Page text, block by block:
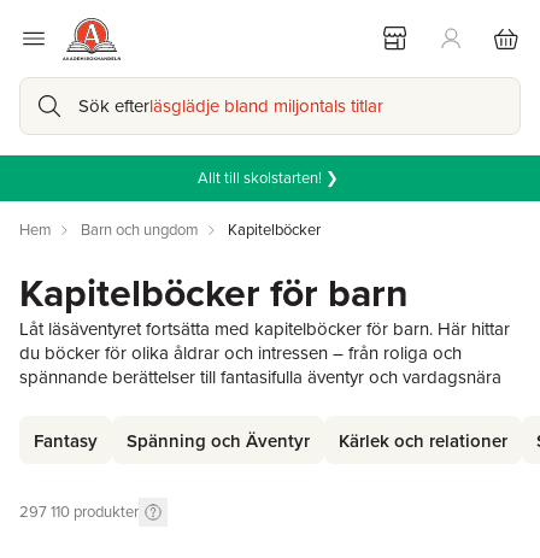
Sök efterläsglädje bland miljontals titlar
Allt till skolstarten! ❯
Hem Barn och ungdom Kapitelböcker
Kapitelböcker för barn
Låt läsäventyret fortsätta med kapitelböcker för barn. Här hittar
du böcker för olika åldrar och intressen – från roliga och
spännande berättelser till fantasifulla äventyr och vardagsnära
Oavsett om ditt barn gillar mysterier, humor, vänskap, fantasy
eller djur finns kapitelböcker som väcker läslusten och bjuder
Fantasy Spänning och Äventyr Kärlek och relationer
297 110 produkter